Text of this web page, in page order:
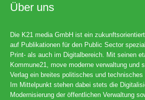
Über uns
Die K21 media GmbH ist ein
auf Publikationen für den Public Sector
Print- als auch im Digitalbereich. Mit seinen
Kommune21, move moderne verwaltung und
Verlag ein breites politisches und technisches
Im Mittelpunkt stehen dabei stets die
Modernisierung der öffentlichen Verwaltung